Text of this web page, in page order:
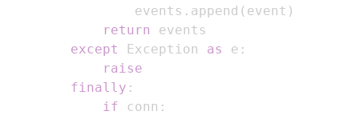
                events
. append ( event )
return
except
Exception as e :
raise
finally :
if conn :